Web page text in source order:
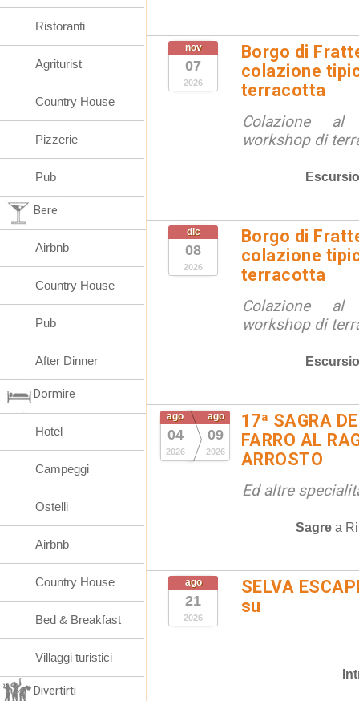
nov
07
2026
Borgo di
colazione
terracotta
Colazione al
workshop di
dic
08
2026
Borgo di
colazione
terracotta
Colazione al
workshop di
ago
04
2026
ago
09
2026
17ª SAGRA
FARRO AL
ARROSTO
Ed altre
Sagre a
ago
21
2026
SELVA
su
Ristoranti
Agriturist
Country House
Pizzerie
Pub
Bere
Airbnb
Country House
Pub
After Dinner
Dormire
Hotel
Campeggi
Ostelli
Airbnb
Country House
Bed & Breakfast
Villaggi turistici
Divertirti